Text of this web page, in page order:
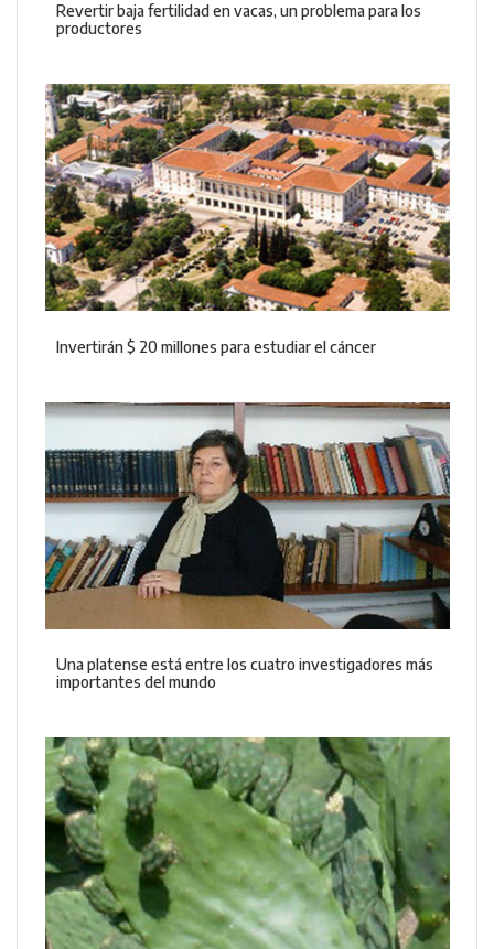
Revertir baja fertilidad en vacas, un problema para los
productores
Invertirán $ 20 millones para estudiar el cáncer
Una platense está entre los cuatro investigadores más
importantes del mundo